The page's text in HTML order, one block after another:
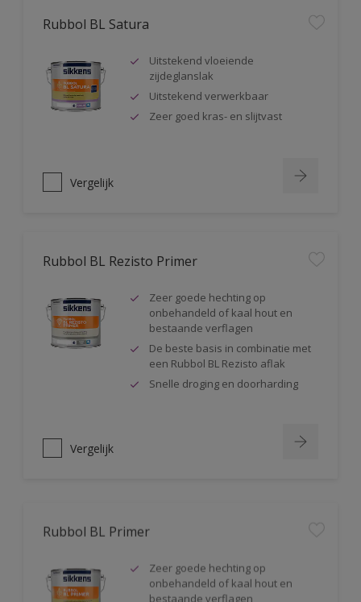
Rubbol BL Satura
Uitstekend vloeiende
zijdeglanslak
Uitstekend verwerkbaar
Zeer goed kras- en slijtvast
Vergelijk
Rubbol BL Rezisto Primer
Zeer goede hechting op
onbehandeld of kaal hout en
bestaande verflagen
De beste basis in combinatie met
een Rubbol BL Rezisto aflak
Snelle droging en doorharding
Vergelijk
Rubbol BL Primer
Zeer goede hechting op
onbehandeld of kaal hout en
bestaande verflagen